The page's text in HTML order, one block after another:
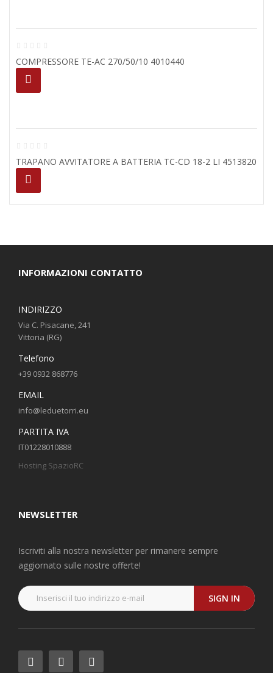
COMPRESSORE TE-AC 270/50/10 4010440
TRAPANO AVVITATORE A BATTERIA TC-CD 18-2 LI 4513820
INFORMAZIONI CONTATTO
INDIRIZZO
Via C. Pisacane, 241
Vittoria (RG)
Telefono
+39 0932 868776
EMAIL
info@leduetorri.eu
PARTITA IVA
IT01228010888
Hosting SpazioRC
NEWSLETTER
Iscriviti alla nostra newsletter per rimanere sempre
aggiornato sulle nostre offerte!
SIGN IN